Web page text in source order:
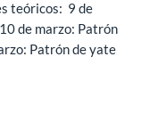
teóricos: 9 de
de marzo: Patrón
Patrón de yate